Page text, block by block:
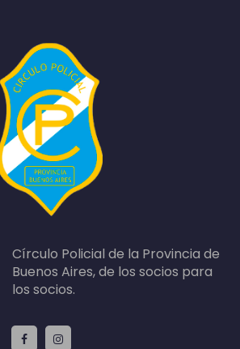
Círculo Policial de la Provincia de
Buenos Aires, de los socios para
los socios.